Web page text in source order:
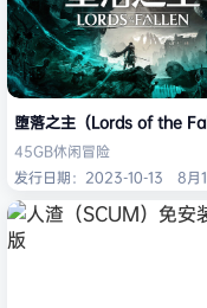
堕落之主（Lords of the
45GB休闲冒险
发行日期：2023-10-13
8月